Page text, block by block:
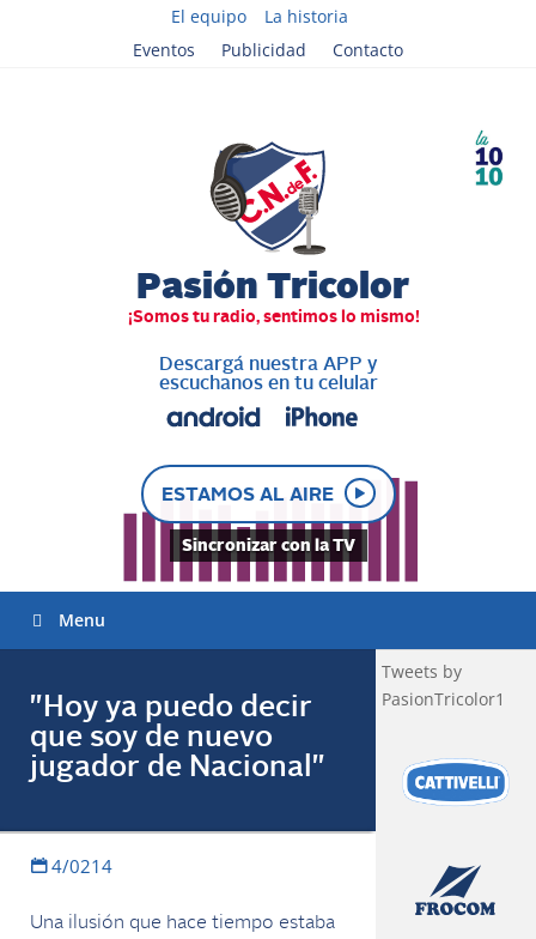
El equipo
La historia
Eventos
Publicidad Contacto
Descargá nuestra APP y
escuchanos en tu celular
ESTAMOS AL AIRE
Sincronizar con la TV
Menu
"Hoy ya puedo decir
que soy de nuevo
jugador de Nacional"
4/0214
Una ilusión que hace tiempo estaba
Tweets by
PasionTricolor1